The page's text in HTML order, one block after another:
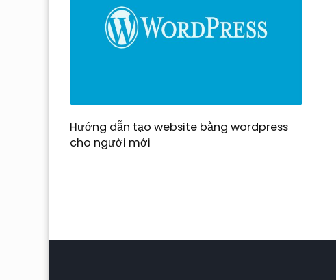
Hướng dẫn tạo website bằng wordpress
cho người mới